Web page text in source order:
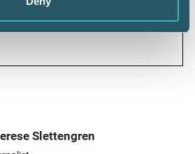
Affärsrådgivare.
Slettengren